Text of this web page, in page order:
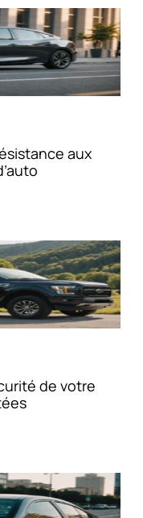
aux
de votre